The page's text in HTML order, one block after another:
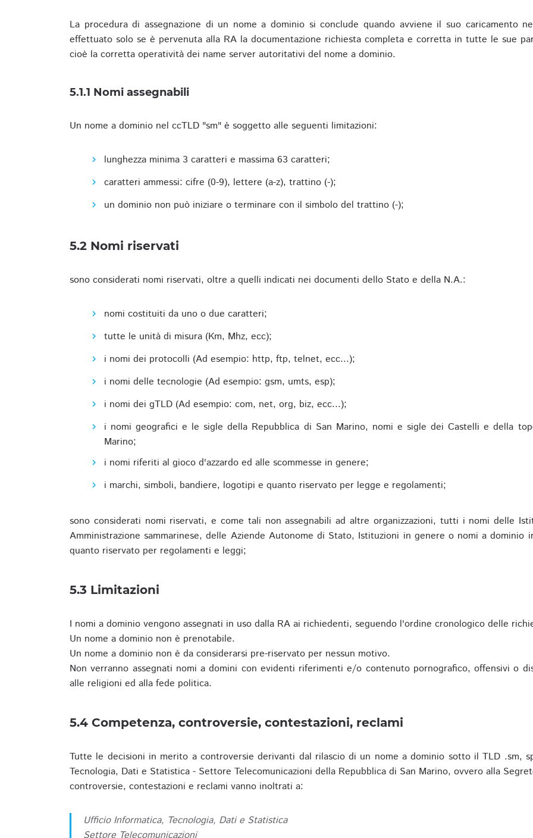
La procedura di assegnazione di un nome a dominio si conclude quando avviene il suo caricamento
effettuato solo se è pervenuta alla RA la documentazione richiesta completa e corretta in tutte le sue
cioè la corretta operatività dei name server autoritativi del nome a dominio.
5.1.1 Nomi assegnabili
Un nome a dominio nel ccTLD "sm" è soggetto alle seguenti limitazioni:
lunghezza minima 3 caratteri e massima 63 caratteri;
caratteri ammessi: cifre (0-9), lettere (a-z), trattino (-);
un dominio non può iniziare o terminare con il simbolo del trattino (-);
5.2 Nomi riservati
sono considerati nomi riservati, oltre a quelli indicati nei documenti dello Stato e della N.A.:
nomi costituiti da uno o due caratteri;
tutte le unità di misura (Km, Mhz, ecc);
i nomi dei protocolli (Ad esempio: http, ftp, telnet, ecc...);
i nomi delle tecnologie (Ad esempio: gsm, umts, esp);
i nomi dei gTLD (Ad esempio: com, net, org, biz, ecc...);
i nomi geografici e le sigle della Repubblica di San Marino, nomi e sigle dei Castelli e della
Marino;
i nomi riferiti al gioco d'azzardo ed alle scommesse in genere;
i marchi, simboli, bandiere, logotipi e quanto riservato per legge e regolamenti;
sono considerati nomi riservati, e come tali non assegnabili ad altre organizzazioni, tutti i nomi delle
Amministrazione sammarinese, delle Aziende Autonome di Stato, Istituzioni in genere o nomi a dominio
quanto riservato per regolamenti e leggi;
5.3 Limitazioni
I nomi a dominio vengono assegnati in uso dalla RA ai richiedenti, seguendo l'ordine cronologico delle
Un nome a dominio non è prenotabile.
Un nome a dominio non è da considerarsi pre-riservato per nessun motivo.
Non verranno assegnati nomi a domini con evidenti riferimenti e/o contenuto pornografico, offensivi o
alle religioni ed alla fede politica.
5.4 Competenza, controversie, contestazioni, reclami
Tutte le decisioni in merito a controversie derivanti dal rilascio di un nome a dominio sotto il TLD .sm,
Tecnologia, Dati e Statistica - Settore Telecomunicazioni della Repubblica di San Marino, ovvero alla
controversie, contestazioni e reclami vanno inoltrati a:
Ufficio Informatica, Tecnologia, Dati e Statistica